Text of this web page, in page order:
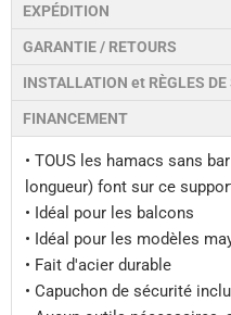
EXPÉDITION
GARANTIE / RETOURS
INSTALLATION et RÈGLES DE
FINANCEMENT
• TOUS les hamacs sans
longueur) font sur ce
• Idéal pour les balcons
• Idéal pour les modèles
• Fait d'acier durable
• Capuchon de sécurité